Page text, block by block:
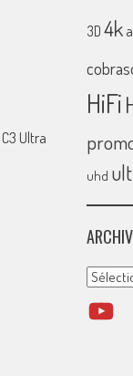
Ultra
3D 4k
HiFi
uhd
Archives
YouTube